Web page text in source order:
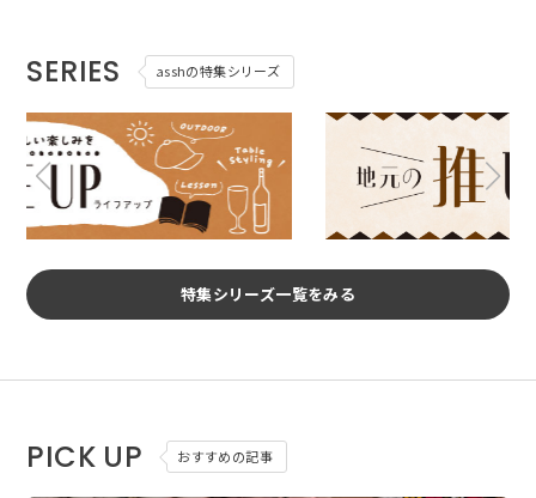
SERIES asshの特集シリーズ
特集シリーズ一覧をみる
PICK UP おすすめの記事